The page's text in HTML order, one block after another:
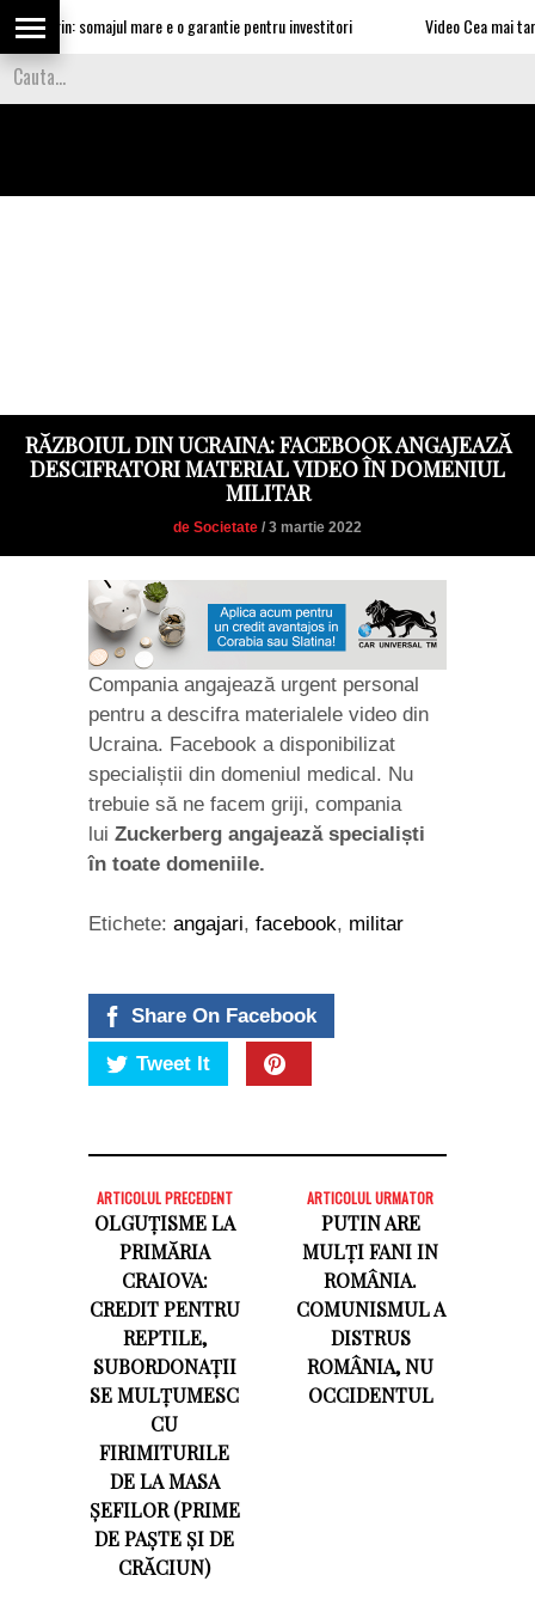
somajul mare e o garantie pentru investitori Video Cea mai tare
RĂZBOIUL DIN UCRAINA: FACEBOOK ANGAJEAZĂ
DESCIFRATORI MATERIAL VIDEO ÎN DOMENIUL
MILITAR
de Societate / 3 martie 2022
Compania angajează urgent personal
pentru a descifra materialele video din
Ucraina. Facebook a disponibilizat
specialiștii din domeniul medical. Nu
trebuie să ne facem griji, compania
lui Zuckerberg angajează specialiști
în toate domeniile.
Etichete: angajari, facebook, militar
Share On Facebook
Tweet It
ARTICOLUL PRECEDENT
OLGUȚISME LA
PRIMĂRIA
CRAIOVA:
CREDIT PENTRU
REPTILE,
SUBORDONAȚII
SE MULȚUMESC
CU
FIRIMITURILE
DE LA MASA
ȘEFILOR (PRIME
DE PAȘTE ȘI DE
CRĂCIUN)
ARTICOLUL URMATOR
PUTIN ARE
MULȚI FANI IN
ROMÂNIA.
COMUNISMUL A
DISTRUS
ROMÂNIA, NU
OCCIDENTUL